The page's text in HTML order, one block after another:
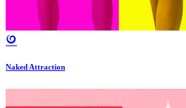
Naked Attraction